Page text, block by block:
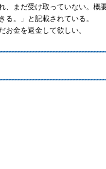
、まだ受け取っていない。
る。」と記載されている。
金を返金して欲しい。